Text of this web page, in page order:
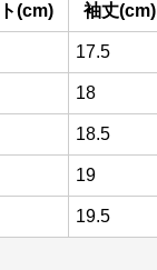
(cm) 袖丈(cm)
17.5
18
18.5
19
19.5